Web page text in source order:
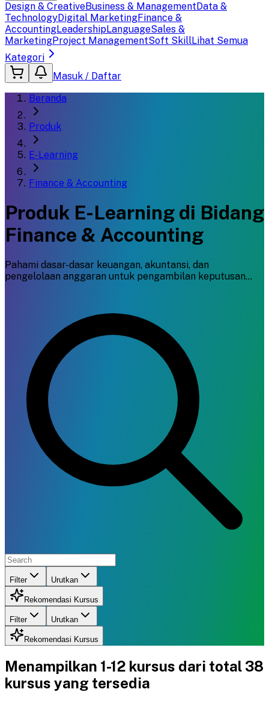
Design & CreativeBusiness & ManagementData &
TechnologyDigital MarketingFinance &
AccountingLeadershipLanguageSales &
MarketingProject ManagementSoft SkillLihat Semua
Kategori
Masuk / Daftar
Beranda
Produk
E-Learning
Finance & Accounting
Produk E-Learning di Bidang
Finance & Accounting
Pahami dasar-dasar keuangan, akuntansi, dan
pengelolaan anggaran untuk pengambilan keputusan
Filter Urutkan
Rekomendasi Kursus
Filter Urutkan
Rekomendasi Kursus
Menampilkan 1-12 kursus dari total 38
kursus yang tersedia